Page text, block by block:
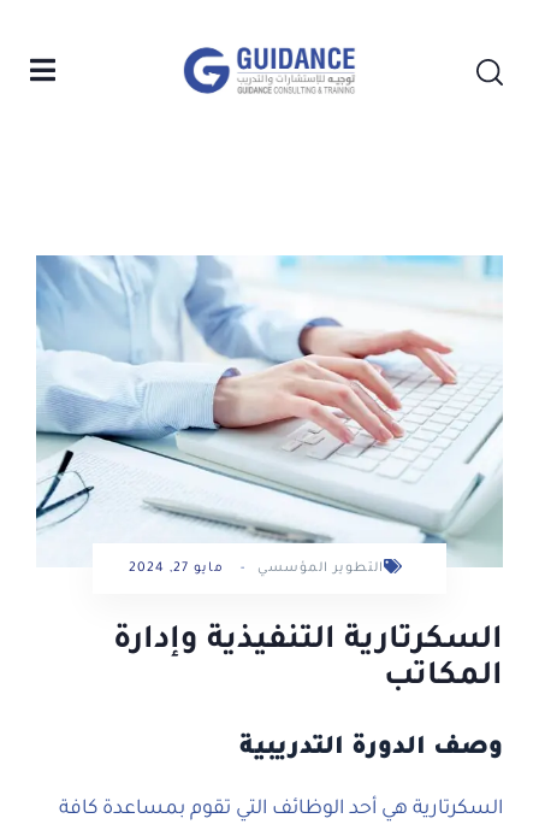
التطوير المؤسسي - مايو 27, 2024
السكرتارية التنفيذية وإدارة
المكاتب
وصف الدورة التدريبية
السكرتارية هي أحد الوظائف التي تقوم بمساعدة كافة